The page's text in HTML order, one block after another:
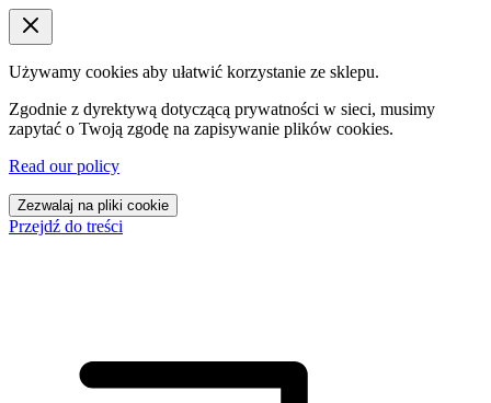
Używamy cookies aby ułatwić korzystanie ze sklepu.
Zgodnie z dyrektywą dotyczącą prywatności w sieci, musimy
zapytać o Twoją zgodę na zapisywanie plików cookies.
Read our policy
Zezwalaj na pliki cookie
Przejdź do treści